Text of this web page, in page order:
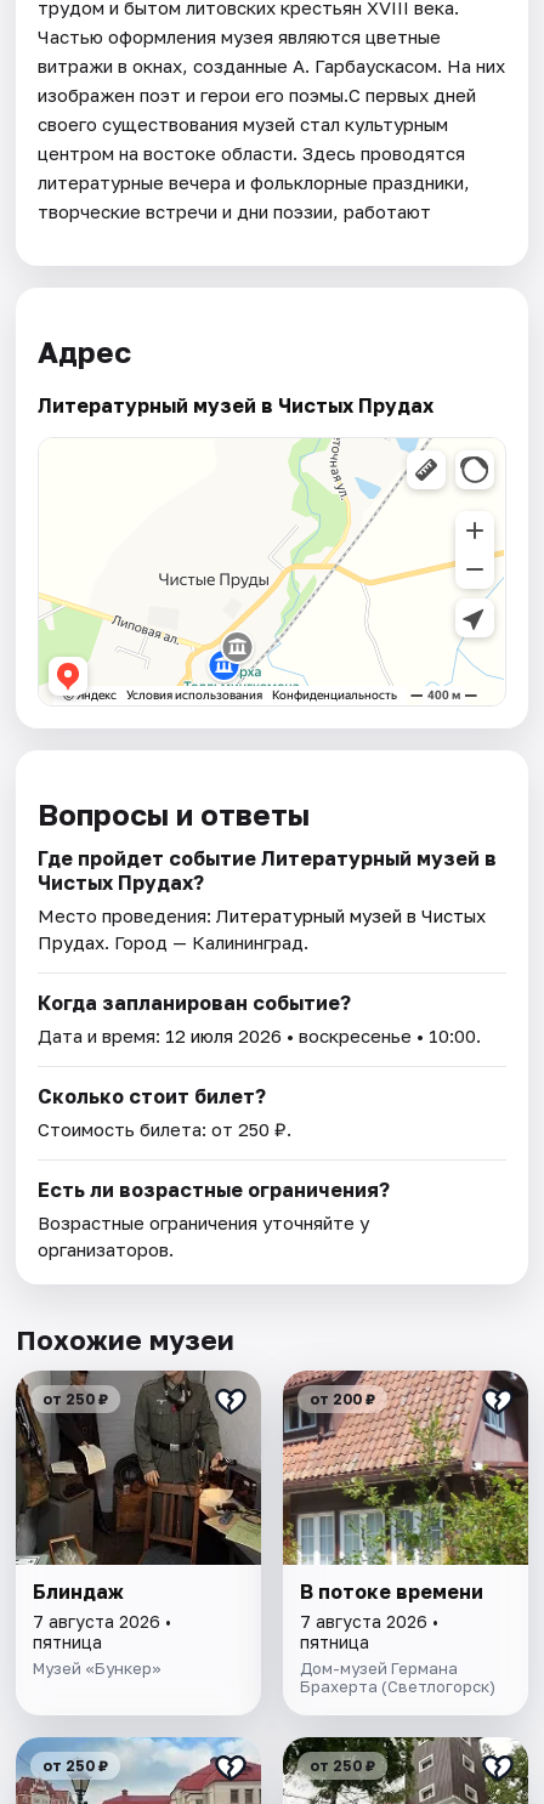
трудом и бытом литовских крестьян XVIII века.
Частью оформления музея являются цветные
витражи в окнах, созданные А. Гарбаускасом. На них
изображен поэт и герои его поэмы.С первых дней
своего существования музей стал культурным
центром на востоке области. Здесь проводятся
литературные вечера и фольклорные праздники,
творческие встречи и дни поэзии, работают
Адрес
Литературный музей в Чистых Прудах
Вопросы и ответы
Где пройдет событие Литературный музей в
Чистых Прудах?
Место проведения:Литературный музей в Чистых
Прудах. Город — Калининград.
Когда запланирован событие?
Дата и время: 12 июля 2026 • воскресенье • 10:00.
Сколько стоит билет?
Стоимость билета: от 250 ₽.
Есть ли возрастные ограничения?
Возрастные ограничения уточняйте у
организаторов.
Похожие музеи
от 250 ₽
Блиндаж
7 августа 2026 •
пятница
Музей «Бункер»
от 200 ₽
В потоке времени
7 августа 2026 •
пятница
Дом-музей Германа
Брахерта (Светлогорск)
от 250 ₽ от 250 ₽